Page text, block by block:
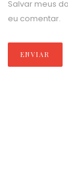
Salvar meus
eu comentar.